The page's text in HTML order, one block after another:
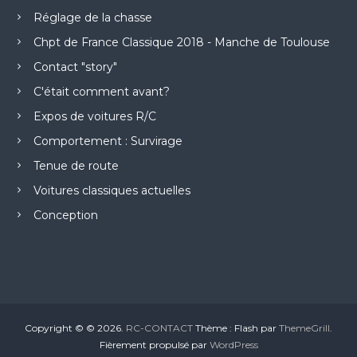
Réglage de la chasse
Chpt de France Classique 2018 - Manche de Toulouse
Contact "story"
C'était comment avant?
Expos de voitures R/C
Comportement : Survirage
Tenue de route
Voitures classiques actuelles
Conception
Copyright © © 2026. RC-CONTACT Thème : Flash par ThemeGrill.
Fièrement propulsé par WordPress